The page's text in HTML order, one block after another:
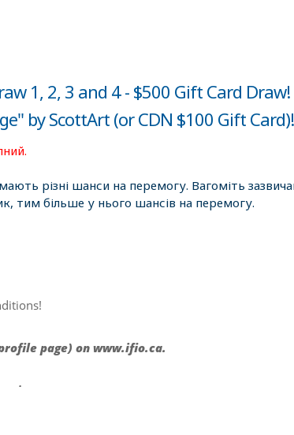
1, 2, 3 and 4 - $500 Gift Card
by ScottArt (or CDN $100 Gift Card)!
різні шанси на перемогу. Вагоміть
тим більше у нього шансів на перемогу.
page) on www.ifio.ca.